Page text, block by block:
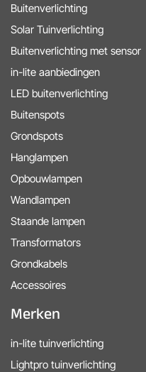
Buitenverlichting
Solar Tuinverlichting
Buitenverlichting met sensor
in-lite aanbiedingen
LED buitenverlichting
Buitenspots
Grondspots
Hanglampen
Opbouwlampen
Wandlampen
Staande lampen
Transformators
Grondkabels
Accessoires
Merken
in-lite tuinverlichting
Lightpro tuinverlichting